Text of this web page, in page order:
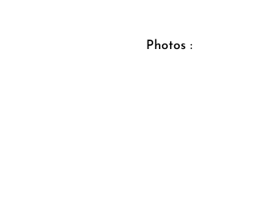
Photos :